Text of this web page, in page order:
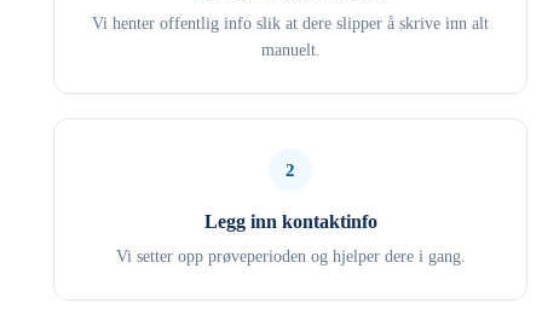
Vi henter offentlig info slik at dere slipper å skrive inn alt
manuelt.
2
Legg inn kontaktinfo
Vi setter opp prøveperioden og hjelper dere i gang.